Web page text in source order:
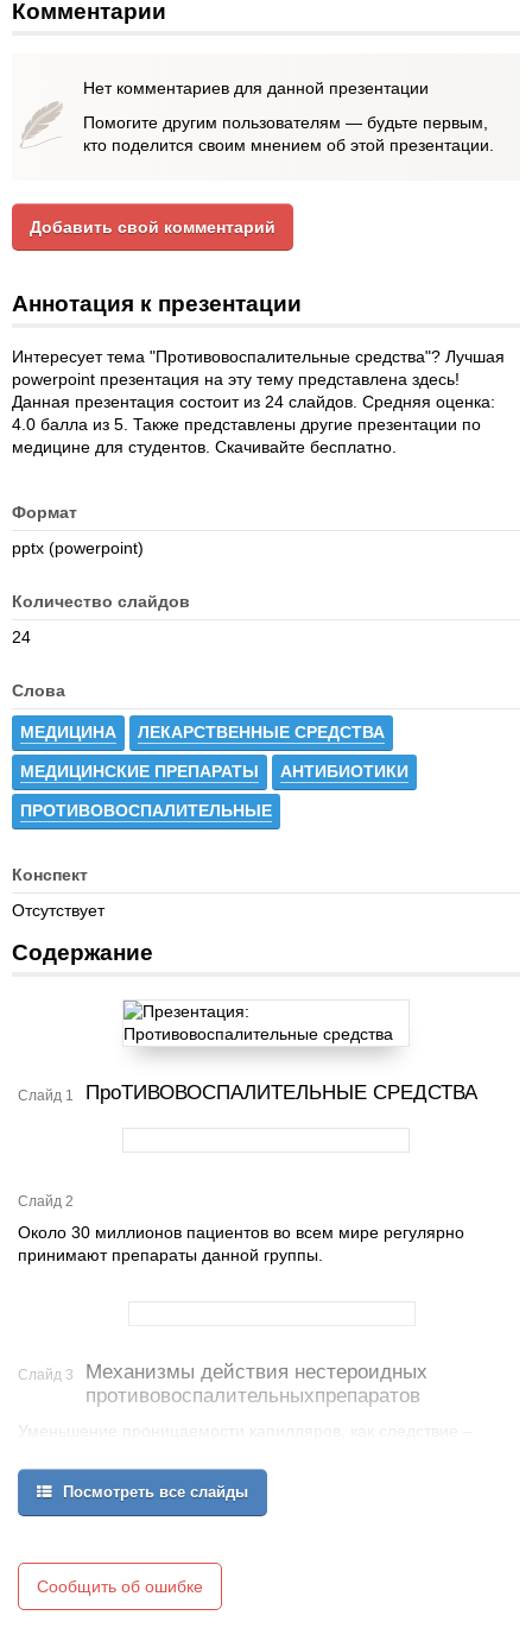
Комментарии
Нет комментариев для данной презентации
Помогите другим пользователям — будьте первым,
кто поделится своим мнением об этой презентации.
Добавить свой комментарий
Аннотация к презентации
Интересует тема "Противовоспалительные средства"? Лучшая
powerpoint презентация на эту тему представлена здесь!
Данная презентация состоит из 24 слайдов. Средняя оценка:
4.0 балла из 5. Также представлены другие презентации по
медицине для студентов. Скачивайте бесплатно.
Формат
pptx (powerpoint)
Количество слайдов
24
Слова
МЕДИЦИНА ЛЕКАРСТВЕННЫЕ СРЕДСТВА
МЕДИЦИНСКИЕ ПРЕПАРАТЫ АНТИБИОТИКИ
ПРОТИВОВОСПАЛИТЕЛЬНЫЕ
Конспект
Отсутствует
Содержание
Слайд 1 ПроТИВОВОСПАЛИТЕЛЬНЫЕ СРЕДСТВА
Слайд 2
Около 30 миллионов пациентов во всем мире регулярно
принимают препараты данной группы.
Слайд 3
Механизмы действия нестероидных
противовоспалительныхпрепаратов
Уменьшение проницаемости капилляров, как следствие –
процесса.
Стабилизация лизосом, что препятствует выходу в цитоплазму и
в
способны оказывать повреждающее влияние на клетку.
Угнетение продукции макроэргических фосфатов (в первую
очередь
Посмотреть все слайды
Сообщить об ошибке